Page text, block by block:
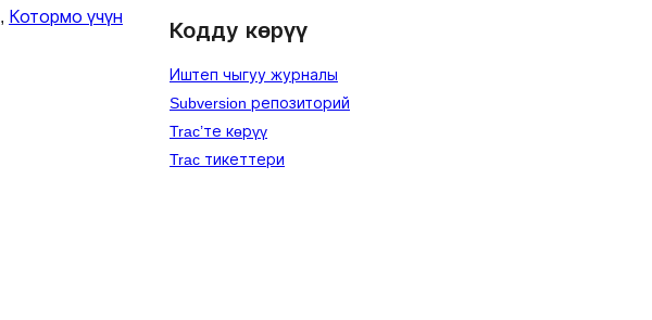
, Котормо үчүн
Кодду көрүү
Иштеп чыгуу журналы
Subversion репозиторий
Trac’те көрүү
Trac тикеттери